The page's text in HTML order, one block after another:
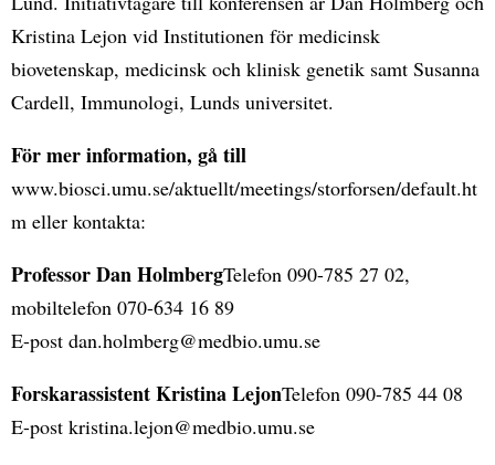
Kristina Lejon vid Institutionen för medicinsk
biovetenskap, medicinsk och klinisk genetik samt Susanna
Cardell, Immunologi, Lunds universitet.
För mer information, gå till
www.biosci.umu.se/aktuellt/meetings/storforsen/default.ht
m eller kontakta:
Professor Dan HolmbergTelefon 090-785 27 02,
mobiltelefon 070-634 16 89
E-post dan.holmberg@medbio.umu.se
Forskarassistent Kristina LejonTelefon 090-785 44 08
E-post kristina.lejon@medbio.umu.se